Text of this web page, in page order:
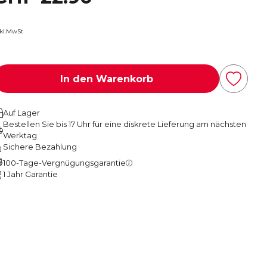
In den Warenkorb
Auf Lager
Bestellen Sie bis 17 Uhr für eine diskrete Lieferung am nächsten
Werktag
Sichere Bezahlung
100-Tage-Vergnügungsgarantie
1 Jahr Garantie